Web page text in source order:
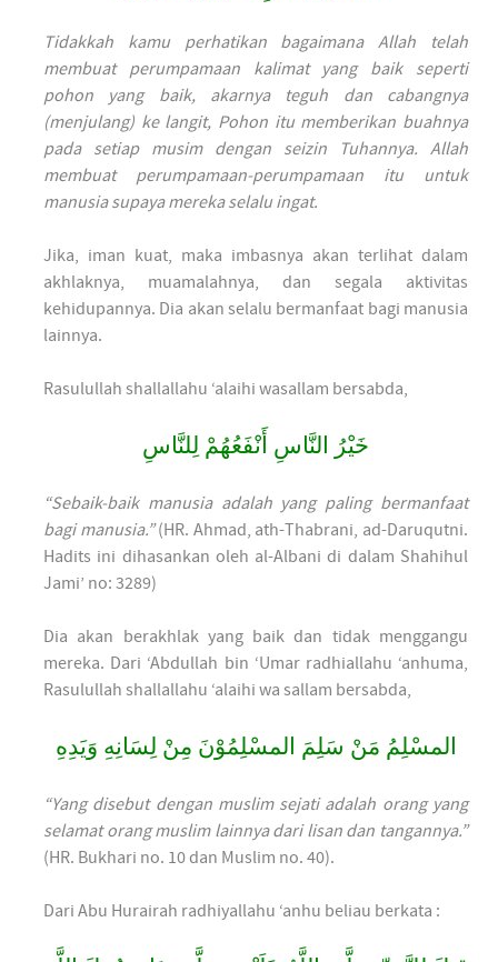
Tidakkah kamu perhatikan bagaimana Allah telah
membuat perumpamaan kalimat yang baik seperti
pohon yang baik, akarnya teguh dan cabangnya
(menjulang) ke langit, Pohon itu memberikan buahnya
pada setiap musim dengan seizin Tuhannya. Allah
membuat perumpamaan-perumpamaan itu untuk
manusia supaya mereka selalu ingat.
Jika, iman kuat, maka imbasnya akan terlihat dalam
akhlaknya, muamalahnya, dan segala aktivitas
kehidupannya. Dia akan selalu bermanfaat bagi manusia
lainnya.
Rasulullah shallallahu ‘alaihi wasallam bersabda,
خَيْرُ النَّاسِ أَنْفَعُهُمْ لِلنَّاسِ
“Sebaik-baik manusia adalah yang paling bermanfaat
bagi manusia.”(HR. Ahmad, ath-Thabrani, ad-Daruqutni.
Hadits ini dihasankan oleh al-Albani di dalam Shahihul
Jami’ no: 3289)
Dia akan berakhlak yang baik dan tidak menggangu
mereka. Dari ‘Abdullah bin ‘Umar radhiallahu ‘anhuma,
Rasulullah shallallahu ‘alaihi wa sallam bersabda,
المسْلِمُ مَنْ سَلِمَ المسْلِمُوْنَ مِنْ لِسَانِهِ وَيَدِهِ
“Yang disebut dengan muslim sejati adalah orang yang
selamat orang muslim lainnya dari lisan dan tangannya.”
(HR. Bukhari no. 10 dan Muslim no. 40).
Dari Abu Hurairah radhiyallahu ‘anhu beliau berkata :